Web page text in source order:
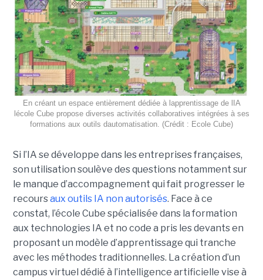
En créant un espace entièrement dédiée à lapprentissage de lIA
lécole Cube propose diverses activités collaboratives intégrées à ses
formations aux outils dautomatisation. (Crédit : Ecole Cube)
Si l’IA se développe dans les entreprises françaises,
son utilisation soulève des questions notamment sur
le manque d’accompagnement qui fait progresser le
recoursaux outils IA non autorisés. Face à ce
constat, l’école Cube spécialisée dans la formation
aux technologies IA et no code a pris les devants en
proposant un modèle d’apprentissage qui tranche
avec les méthodes traditionnelles. La création d’un
campus virtuel dédié à l’intelligence artificielle vise à